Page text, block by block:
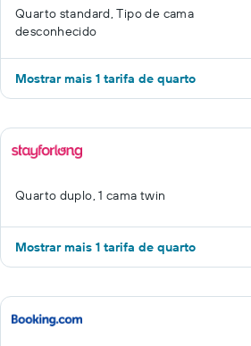
Quarto standard, Tipo de cama
desconhecido
Mostrar mais 1 tarifa de quarto
Quarto duplo, 1 cama twin
Mostrar mais 1 tarifa de quarto